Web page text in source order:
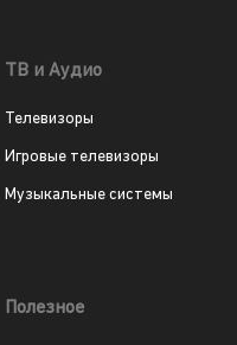
ТВ и Аудио
Телевизоры
Игровые телевизоры
Музыкальные системы
Полезное